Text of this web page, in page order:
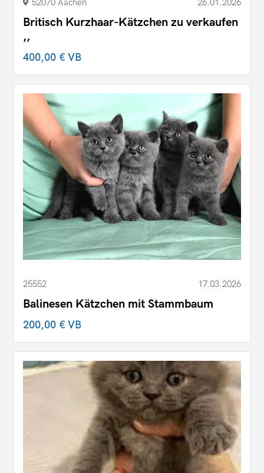
52070 Aachen 26.01.2026
Britisch Kurzhaar-Kätzchen zu verkaufen
,,
400,00 €VB
25552 17.03.2026
Balinesen Kätzchen mit Stammbaum
200,00 €VB